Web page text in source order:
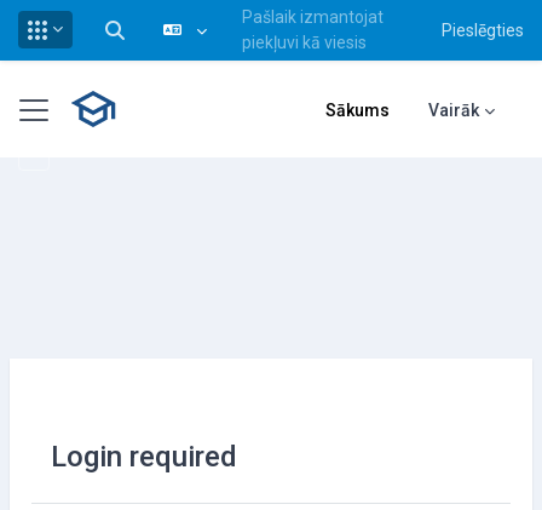
Pārslēgt meklēšanas ievadi
Pašlaik izmantojat
piekļuvi kā viesis
Pieslēgties
Sānu panelis Sākums Vairāk
Login required